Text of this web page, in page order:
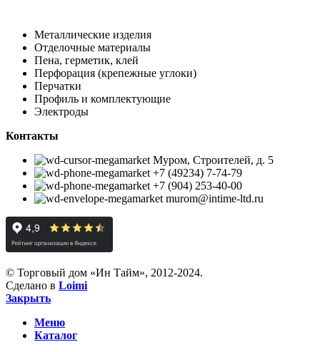
Металлические изделия
Отделочные материалы
Пена, герметик, клей
Перфорация (крепежные углоки)
Перчатки
Профиль и комплектующие
Электроды
Контакты
Муром, Строителей, д. 5
+7 (49234) 7-74-79
+7 (904) 253-40-00
murom@intime-ltd.ru
© Торговый дом «Ин Тайм», 2012-2024.
Сделано в Loimi
Закрыть
Меню
Каталог